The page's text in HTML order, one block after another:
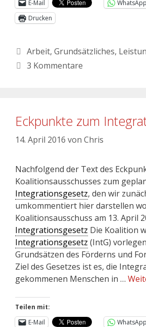
E-Mail WhatsApp
Drucken
Arbeit, Grundsätzliches,
3 Kommentare
Eckpunkte zum
14. April 2016 von Chris
Nachfolgend der Text des
Koalitionsausschusses zum
Integrationsgesetz, den wir
umkommentiert hier darstellen
Koalitionsausschuss am 13. April
Integrationsgesetz Die Koalition
Integrationsgesetz (IntG)
Grundsätzen des Förderns und
Ziel des Gesetzes ist es, die
gekommenen Menschen in …
Teilen mit:
E-Mail
WhatsApp